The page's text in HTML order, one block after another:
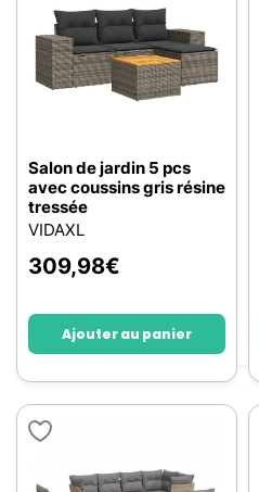
Salon de jardin 5 pcs
avec coussins gris résine
tressée
VIDAXL
309,98€
Ajouter au panier